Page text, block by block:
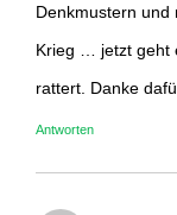
Denkmustern und
Krieg … jetzt geht
rattert. Danke
Antworten